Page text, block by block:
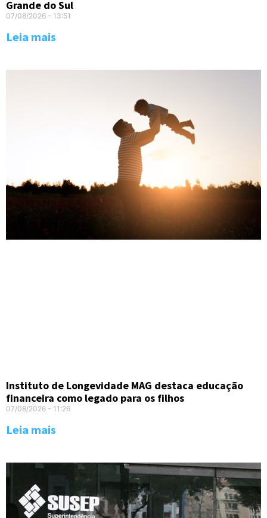
Grande do Sul
07/08/2026 13:51
Leia mais
Instituto de Longevidade MAG destaca educação
financeira como legado para os filhos
07/08/2026 11:26
Leia mais